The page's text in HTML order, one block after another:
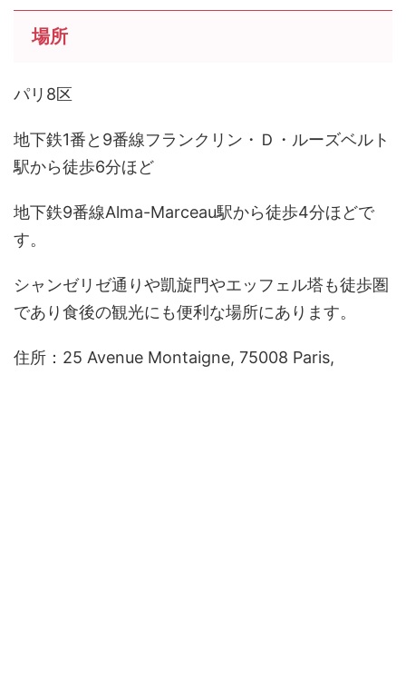
場所
パリ8区
地下鉄1番と9番線フランクリン・Ｄ・ルーズベルト
駅から徒歩6分ほど
地下鉄9番線Alma-Marceau駅から徒歩4分ほどで
す。
シャンゼリゼ通りや凱旋門やエッフェル塔も徒歩圏
であり食後の観光にも便利な場所にあります。
住所：25 Avenue Montaigne, 75008 Paris,